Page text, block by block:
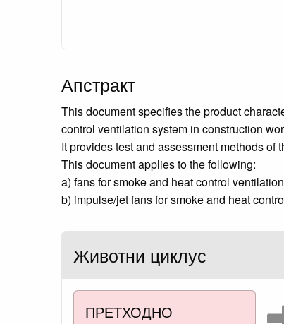
Апстракт
This document specifies the product
control ventilation system in construction
It provides test and assessment methods of
This document applies to the following:
a) fans for smoke and heat control
b) impulse/jet fans for smoke and heat
Животни циклус
ПРЕТХОДНО